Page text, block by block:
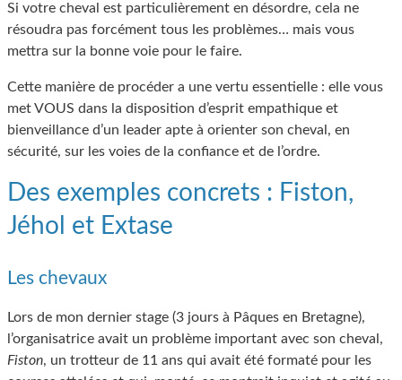
Si votre cheval est particulièrement en désordre, cela ne
résoudra pas forcément tous les problèmes… mais vous
mettra sur la bonne voie pour le faire.
Cette manière de procéder a une vertu essentielle : elle vous
met VOUS dans la disposition d’esprit empathique et
bienveillance d’un leader apte à orienter son cheval, en
sécurité, sur les voies de la confiance et de l’ordre.
Des exemples concrets : Fiston,
Jéhol et Extase
Les chevaux
Lors de mon dernier stage (3 jours à Pâques en Bretagne),
l’organisatrice avait un problème important avec son cheval,
Fiston, un trotteur de 11 ans qui avait été formaté pour les